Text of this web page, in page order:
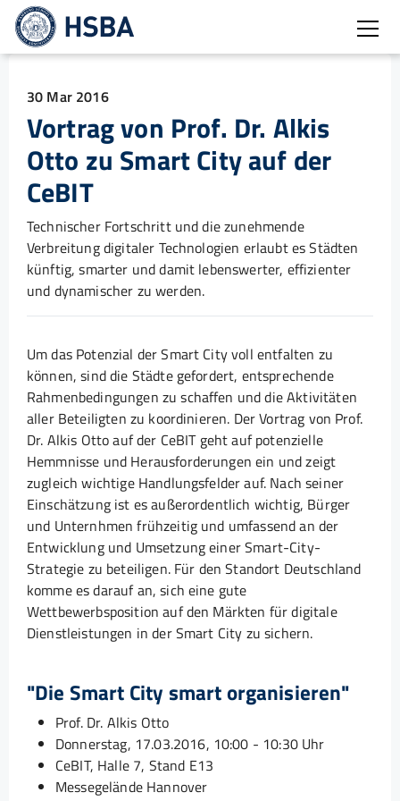
30 Mar 2016
Vortrag von Prof. Dr. Alkis
Otto zu Smart City auf der
CeBIT
Technischer Fortschritt und die zunehmende
Verbreitung digitaler Technologien erlaubt es Städten
künftig, smarter und damit lebenswerter, effizienter
und dynamischer zu werden.
Um das Potenzial der Smart City voll entfalten zu
können, sind die Städte gefordert, entsprechende
Rahmenbedingungen zu schaffen und die Aktivitäten
aller Beteiligten zu koordinieren. Der Vortrag von Prof.
Dr. Alkis Otto auf der CeBIT geht auf potenzielle
Hemmnisse und Herausforderungen ein und zeigt
zugleich wichtige Handlungsfelder auf. Nach seiner
Einschätzung ist es außerordentlich wichtig, Bürger
und Unternhmen frühzeitig und umfassend an der
Entwicklung und Umsetzung einer Smart-City-
Strategie zu beteiligen. Für den Standort Deutschland
komme es darauf an, sich eine gute
Wettbewerbsposition auf den Märkten für digitale
Dienstleistungen in der Smart City zu sichern.
"Die Smart City smart organisieren"
Prof. Dr. Alkis Otto
Donnerstag, 17.03.2016, 10:00 - 10:30 Uhr
CeBIT, Halle 7, Stand E13
Messegelände Hannover